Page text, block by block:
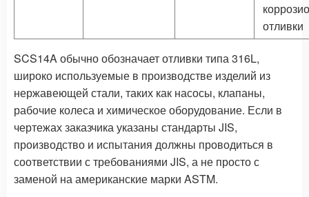
отливки
SCS14A обычно обозначает отливки типа 316L,
широко используемые в производстве изделий из
нержавеющей стали, таких как насосы, клапаны,
рабочие колеса и химическое оборудование. Если в
чертежах заказчика указаны стандарты JIS,
производство и испытания должны проводиться в
соответствии с требованиями JIS, а не просто с
заменой на американские марки ASTM.